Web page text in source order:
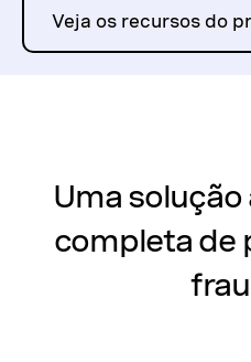
Veja os recursos do
Uma
completa de